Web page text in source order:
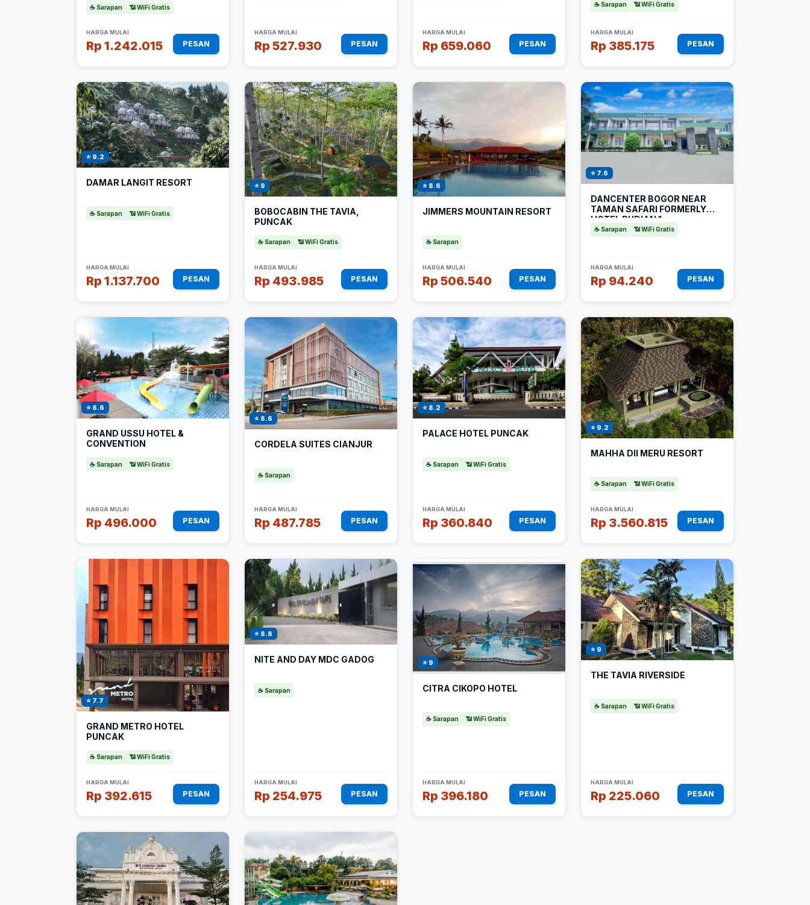
☕ Sarapan 📶 WiFi Gratis
HARGA MULAI
Rp 1.242.015 PESAN
HARGA MULAI
Rp 527.930 PESAN
HARGA MULAI
Rp 659.060 PESAN
☕ Sarapan 📶 WiFi Gratis
HARGA MULAI
Rp 385.175 PESAN
⭐ 9.2
DAMAR LANGIT RESORT
☕ Sarapan 📶 WiFi Gratis
HARGA MULAI
Rp 1.137.700 PESAN
⭐ 9
BOBOCABIN THE TAVIA,
PUNCAK
☕ Sarapan 📶 WiFi Gratis
HARGA MULAI
Rp 493.985 PESAN
⭐ 8.6
JIMMERS MOUNTAIN RESORT
☕ Sarapan
HARGA MULAI
Rp 506.540 PESAN
⭐ 7.6
DANCENTER BOGOR NEAR
TAMAN SAFARI FORMERLY
HOTEL RUDIAN 1
☕ Sarapan 📶 WiFi Gratis
HARGA MULAI
Rp 94.240 PESAN
⭐ 8.6
GRAND USSU HOTEL &
CONVENTION
☕ Sarapan 📶 WiFi Gratis
HARGA MULAI
Rp 496.000 PESAN
⭐ 8.6
CORDELA SUITES CIANJUR
☕ Sarapan
HARGA MULAI
Rp 487.785 PESAN
⭐ 8.2
PALACE HOTEL PUNCAK
☕ Sarapan 📶 WiFi Gratis
HARGA MULAI
Rp 360.840 PESAN
⭐ 9.2
MAHHA DII MERU RESORT
☕ Sarapan 📶 WiFi Gratis
HARGA MULAI
Rp 3.560.815 PESAN
⭐ 7.7
GRAND METRO HOTEL
PUNCAK
☕ Sarapan 📶 WiFi Gratis
HARGA MULAI
Rp 392.615 PESAN
⭐ 8.8
NITE AND DAY MDC GADOG
☕ Sarapan
HARGA MULAI
Rp 254.975 PESAN
⭐ 9
CITRA CIKOPO HOTEL
☕ Sarapan 📶 WiFi Gratis
HARGA MULAI
Rp 396.180 PESAN
⭐ 9
THE TAVIA RIVERSIDE
☕ Sarapan 📶 WiFi Gratis
HARGA MULAI
Rp 225.060 PESAN